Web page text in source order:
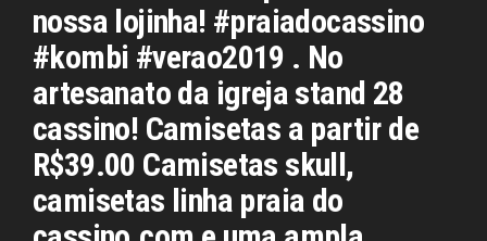
nossa lojinha! #praiadocassino
#kombi #verao2019 . No
artesanato da igreja stand 28
cassino! Camisetas a partir de
R$39.00 Camisetas skull,
camisetas linha praia do